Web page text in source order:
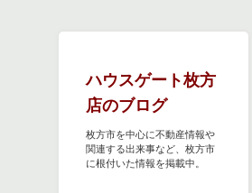
ハウスゲート枚方
店のブログ
枚方市を中心に不動産情報や
関連する出来事など、枚方市
に根付いた情報を掲載中。